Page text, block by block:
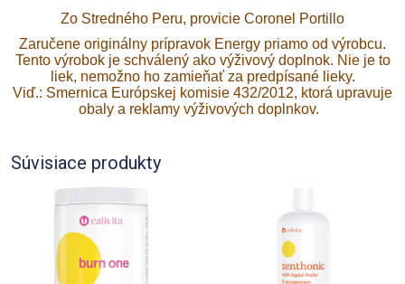
Zo Stredného Peru, provicie Coronel Portillo
Zaručene originálny prípravok Energy priamo od výrobcu.
Tento výrobok je schválený ako výživový doplnok. Nie je to
liek, nemožno ho zamieňať za predpísané lieky.
Viď.: Smernica Európskej komisie 432/2012, ktorá upravuje
obaly a reklamy výživových doplnkov.
Súvisiace produkty